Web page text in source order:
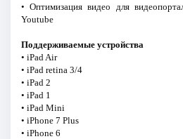
• Оптимизация видео для
Youtube
Поддерживаемые устройства
• iPad Air
• iPad retina 3/4
• iPad 2
• iPad 1
• iPad Mini
• iPhone 7 Plus
• iPhone 6